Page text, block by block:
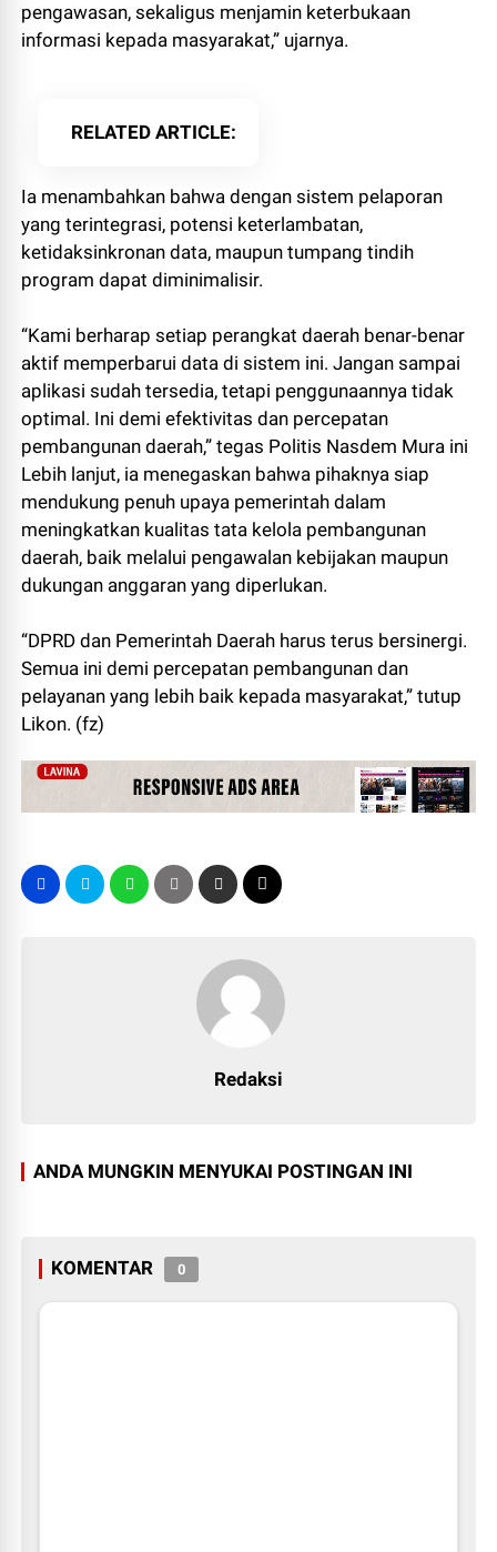
pengawasan, sekaligus menjamin keterbukaan
informasi kepada masyarakat,” ujarnya.
RELATED ARTICLE
Ia menambahkan bahwa dengan sistem pelaporan
yang terintegrasi, potensi keterlambatan,
ketidaksinkronan data, maupun tumpang tindih
program dapat diminimalisir.
“Kami berharap setiap perangkat daerah benar-benar
aktif memperbarui data di sistem ini. Jangan sampai
aplikasi sudah tersedia, tetapi penggunaannya tidak
optimal. Ini demi efektivitas dan percepatan
pembangunan daerah,” tegas Politis Nasdem Mura ini
Lebih lanjut, ia menegaskan bahwa pihaknya siap
mendukung penuh upaya pemerintah dalam
meningkatkan kualitas tata kelola pembangunan
daerah, baik melalui pengawalan kebijakan maupun
dukungan anggaran yang diperlukan.
“DPRD dan Pemerintah Daerah harus terus bersinergi.
Semua ini demi percepatan pembangunan dan
pelayanan yang lebih baik kepada masyarakat,” tutup
Likon. (fz)
Redaksi
ANDA MUNGKIN MENYUKAI POSTINGAN INI
KOMENTAR 0